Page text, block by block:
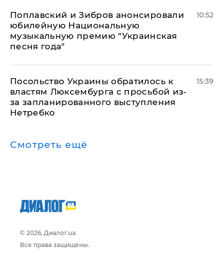
Поплавский и Зибров анонсировали
юбилейную Национальную
музыкальную премию "Украинская
песня года"
10:52
Посольство Украины обратилось к
властям Люксембурга с просьбой из-
за запланированного выступления
Нетребко
15:39
Смотреть ещё
© 2026, Диалог.ua
Все права защищены.